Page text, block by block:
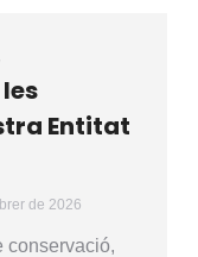
Entitat
de 2026
conservació,